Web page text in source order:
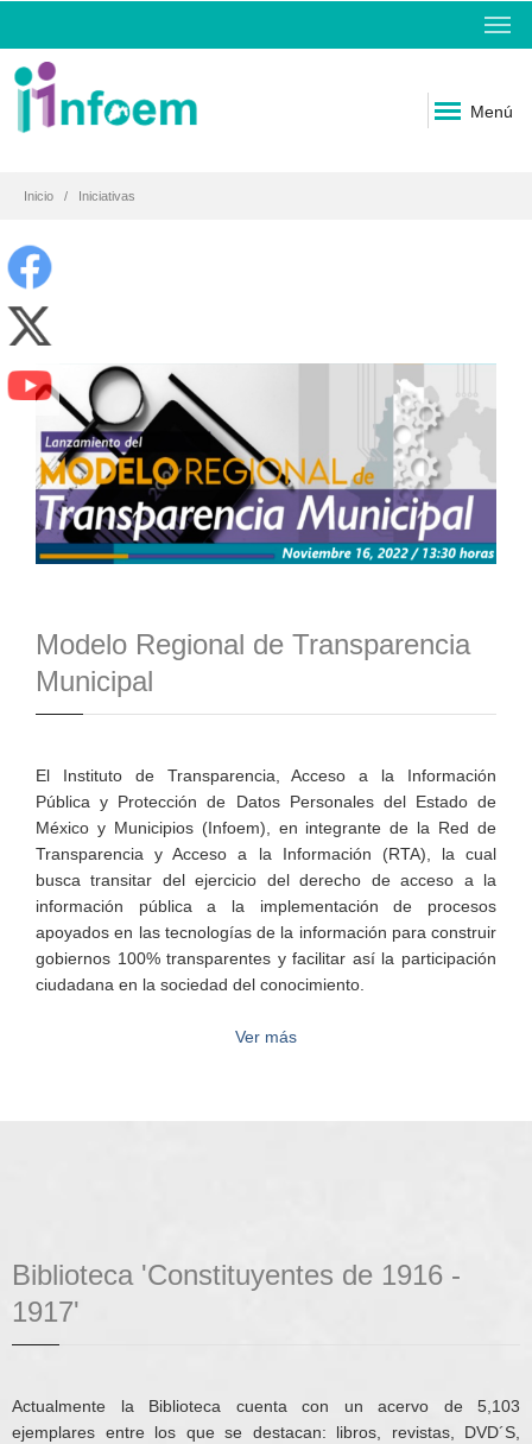
Menú
Inicio Iniciativas
Modelo Regional de Transparencia
Municipal
El Instituto de Transparencia, Acceso a la Información
Pública y Protección de Datos Personales del Estado de
México y Municipios (Infoem), en integrante de la Red de
Transparencia y Acceso a la Información (RTA), la cual
busca transitar del ejercicio del derecho de acceso a la
información pública a la implementación de procesos
apoyados en las tecnologías de la información para construir
gobiernos 100% transparentes y facilitar así la participación
ciudadana en la sociedad del conocimiento.
Ver más
Biblioteca 'Constituyentes de 1916 -
1917'
Actualmente la Biblioteca cuenta con un acervo de 5,103
ejemplares entre los que se destacan: libros, revistas, DVD´S,